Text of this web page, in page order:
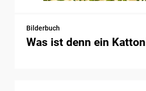
Bilderbuch
Was ist denn ein